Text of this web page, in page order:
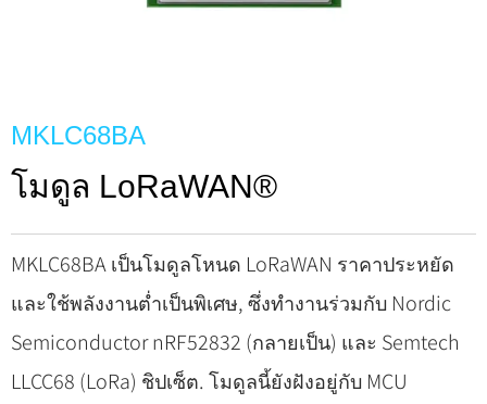
MKLC68BA
โมดูล LoRaWAN®
MKLC68BA เป็นโมดูลโหนด LoRaWAN ราคาประหยัด
และใช้พลังงานต่ำเป็นพิเศษ, ซึ่งทำงานร่วมกับ Nordic
Semiconductor nRF52832 (กลายเป็น) และ Semtech
LLCC68 (LoRa) ชิปเซ็ต. โมดูลนี้ยังฝังอยู่กับ MCU